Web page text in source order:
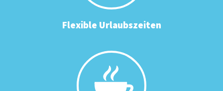
Flexible Urlaubszeiten